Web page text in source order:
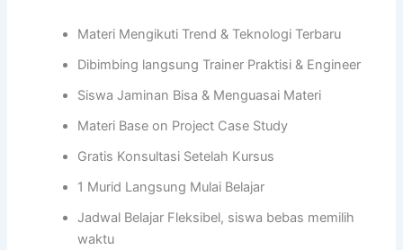
Materi Mengikuti Trend & Teknologi Terbaru
Dibimbing langsung Trainer Praktisi & Engineer
Siswa Jaminan Bisa & Menguasai Materi
Materi Base on Project Case Study
Gratis Konsultasi Setelah Kursus
1 Murid Langsung Mulai Belajar
Jadwal Belajar Fleksibel, siswa bebas memilih
waktu